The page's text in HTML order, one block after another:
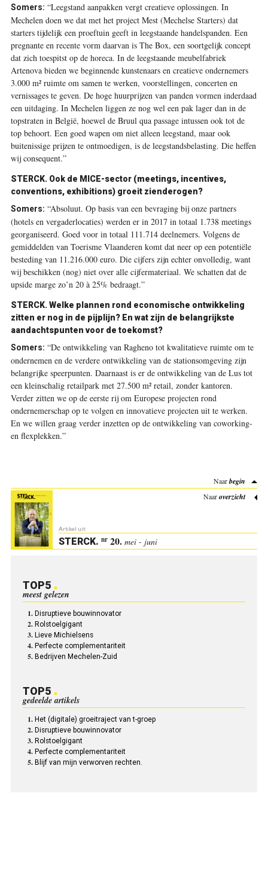
Somers: “Leegstand aanpakken vergt creatieve oplossingen. In
Mechelen doen we dat met het project Mest (Mechelse ­Starters) dat
starters tijdelijk een proeftuin geeft in leegstaande ­handelspanden. Een
pregnante en recente vorm daarvan is The Box, een soortgelijk concept
dat zich toespitst op de horeca. In de leegstaande meubelfabriek
Artenova bieden we beginnende kunstenaars en creatieve ondernemers
3.000 m² ruimte om samen te werken, voorstellingen, concerten en
vernissages te geven. De hoge huurprijzen van panden vormen inderdaad
een uitdaging. In Mechelen liggen ze nog wel een pak lager dan in de
topstraten in België, hoewel de Bruul qua passage intussen ook tot de
top behoort. Een goed wapen om niet alleen leegstand, maar ook
buitenissige prijzen te ontmoedigen, is de leegstandsbelasting. Die heffen
wij consequent.”
STERCK. Ook de MICE-­sector (meetings, incentives,
conventions, exhibitions) groeit zienderogen?
Somers: “Absoluut. Op basis van een bevraging bij onze partners
(hotels en vergaderlocaties) werden er in 2017 in totaal 1.738 meetings
georganiseerd. Goed voor in totaal 111.714 deelnemers. Volgens de
gemiddelden van Toerisme Vlaanderen komt dat neer op een potentiële
besteding van 11.216.000 euro. Die cijfers zijn echter onvolledig, want
wij beschikken (nog) niet over alle cijfermateriaal. We schatten dat de
upside marge zo’n 20 à 25% bedraagt.”
STERCK. Welke plannen rond economische ontwikkeling
zitten er nog in de pijplijn? En wat zijn de belangrijkste
aandachtspunten voor de toekomst?
Somers: “De ontwikkeling van Ragheno tot kwalitatieve ruimte om te
ondernemen en de verdere ontwikkeling van de stationsomgeving zijn
belangrijke speerpunten. Daarnaast is er de ontwikkeling van de Lus tot
een kleinschalig retailpark met 27.500 m² retail, zonder kantoren.
Verder zitten we op de eerste rij om Europese projecten rond
ondernemerschap op te volgen en innovatieve projecten uit te werken.
En we willen graag verder inzetten op de ontwikkeling van coworking-
en flexplekken.”
Naarbegin
Naaroverzicht
Artikel uit:
STERCK. nr20. mei - juni
TOP5
meest gelezen
Disruptieve bouwinnovator
Rolstoelgigant
Lieve Michielsens
Perfecte complementariteit
Bedrijven Mechelen-Zuid
TOP5
gedeelde artikels
Het (digitale) groeitraject van t-groep
Disruptieve bouwinnovator
Rolstoelgigant
Perfecte complementariteit
Blijf van mijn verworven rechten.